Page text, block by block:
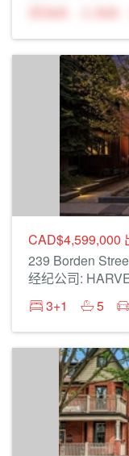
N/A
N/A
CAD$4,599,000
239 Borden
经纪公司:
3+1
5